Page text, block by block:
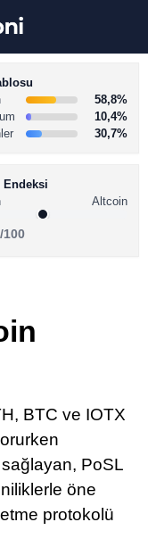
Youtube
Pinterest
LinkedIn
Telegram
58,8%
10,4%
30,7%
Endeksi
Altcoin
/100
BTC ve IOTX
PoSL
öne
protokolü